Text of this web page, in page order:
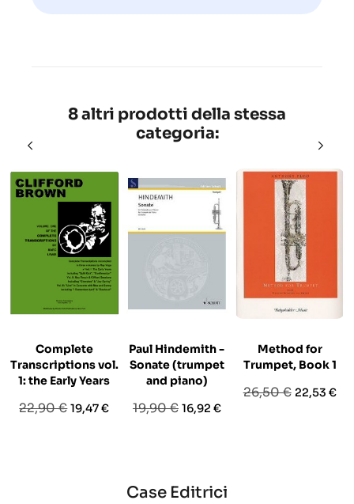
8 altri prodotti della stessa
categoria:
Complete
Transcriptions vol.
1: the Early Years
Prezzo
22,90 €Prezzo
19,47 €
Paul Hindemith -
Sonate (trumpet
and piano)
Prezzo
19,90 € Prezzo
16,92 €
Method for
Trumpet, Book 1
Prezzo
26,50 € Prezzo
22,53 €
Case Editrici